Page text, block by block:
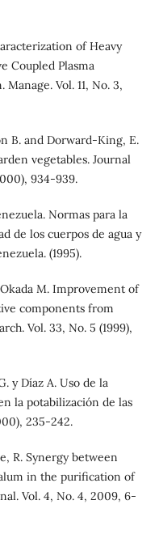
of Heavy
Coupled Plasma
Manage. Vol. 11, No. 3,
B. and Dorward-King, E.
vegetables. Journal
934-939.
Normas para la
de los cuerpos de agua y
(1995).
M. Improvement of
components from
Vol. 33, No. 5 (1999),
y Díaz A. Uso de la
la potabilización de las
235-242.
R. Synergy between
in the purification of
Vol. 4, No. 4, 2009, 6-